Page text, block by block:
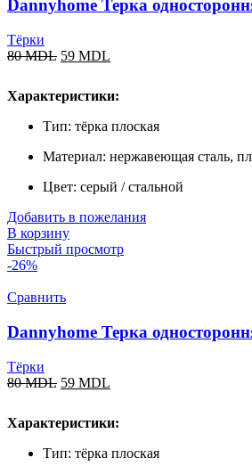
Dannyhome Терка
Тёрки
80MDL 59 MDL
Характеристики:
Тип: тёрка плоская
Материал: нержавеющая сталь,
Цвет: серый / стальной
Добавить в пожелания
В корзину
Быстрый просмотр
-26%
Сравнить
Dannyhome Терка
Тёрки
80MDL 59 MDL
Характеристики:
Тип: тёрка плоская